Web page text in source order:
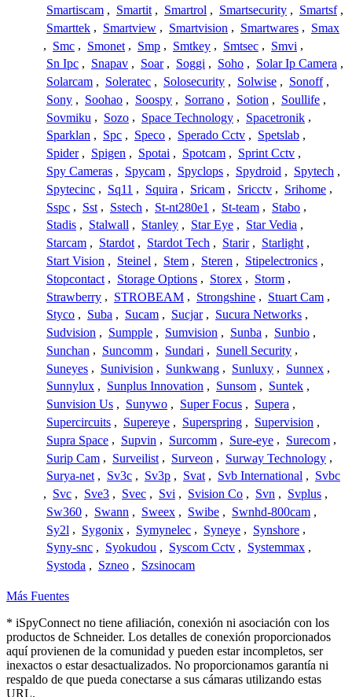
Smartiscam , Smartit , Smartrol , Smartsecurity , Smartsf ,
Smarttek , Smartview , Smartvision , Smartwares , Smax
, Smc , Smonet , Smp , Smtkey , Smtsec , Smvi ,
Sn Ipc , Snapav , Soar , Soggi , Soho , Solar Ip Camera ,
Solarcam , Soleratec , Solosecurity , Solwise , Sonoff ,
Sony , Soohao , Soospy , Sorrano , Sotion , Soullife ,
Sovmiku , Sozo , Space Technology , Spacetronik ,
Sparklan , Spc , Speco , Sperado Cctv , Spetslab ,
Spider , Spigen , Spotai , Spotcam , Sprint Cctv ,
Spy Cameras , Spycam , Spyclops , Spydroid , Spytech ,
Spytecinc , Sq11 , Squira , Sricam , Sricctv , Srihome ,
Sspc , Sst , Sstech , St-nt280e1 , St-team , Stabo ,
Stadis , Stalwall , Stanley , Star Eye , Star Vedia ,
Starcam , Stardot , Stardot Tech , Starir , Starlight ,
Start Vision , Steinel , Stem , Steren , Stipelectronics ,
Stopcontact , Storage Options , Storex , Storm ,
Strawberry , STROBEAM , Strongshine , Stuart Cam ,
Styco , Suba , Sucam , Sucjar , Sucura Networks ,
Sudvision , Sumpple , Sumvision , Sunba , Sunbio ,
Sunchan , Suncomm , Sundari , Sunell Security ,
Suneyes , Sunivision , Sunkwang , Sunluxy , Sunnex ,
Sunnylux , Sunplus Innovation , Sunsom , Suntek ,
Sunvision Us , Sunywo , Super Focus , Supera ,
Supercircuits , Supereye , Superspring , Supervision ,
Supra Space , Supvin , Surcomm , Sure-eye , Surecom ,
Surip Cam , Surveilist , Surveon , Surway Technology ,
Surya-net , Sv3c , Sv3p , Svat , Svb International , Svbc
, Svc , Sve3 , Svec , Svi , Svision Co , Svn , Svplus ,
Sw360 , Swann , Sweex , Swibe , Swnhd-800cam ,
Sy2l , Sygonix , Symynelec , Syneye , Synshore ,
Syny-snc , Syokudou , Syscom Cctv , Systemmax ,
Systoda , Szneo , Szsinocam
Más Fuentes
* iSpyConnect no tiene afiliación, conexión ni asociación con los
productos de Schneider. Los detalles de conexión proporcionados
aquí provienen de la comunidad y pueden estar incompletos, ser
inexactos o estar desactualizados. No proporcionamos garantía ni
respaldo de que pueda conectarse a sus cámaras utilizando estas
URL.